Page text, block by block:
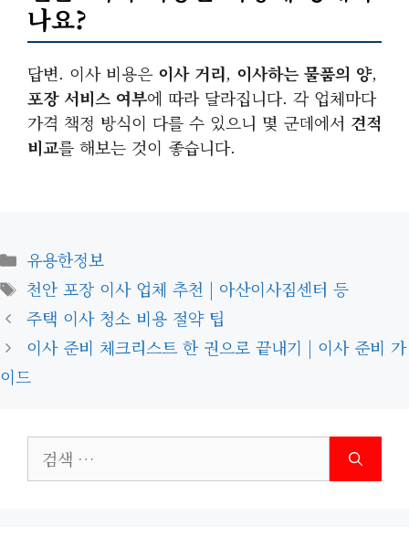
나요?
답변. 이사 비용은 이사 거리, 이사하는 물품의 양,
포장 서비스 여부에 따라 달라집니다. 각 업체마다
가격 책정 방식이 다를 수 있으니 몇 군데에서 견적
비교를 해보는 것이 좋습니다.
카
테
고
리
유용한정보
태
그
천안 포장 이사 업체 추천 | 아산이사짐센터 등
주택 이사 청소 비용 절약 팁
이사 준비 체크리스트 한 권으로 끝내기 | 이사 준비 가
이드
색: